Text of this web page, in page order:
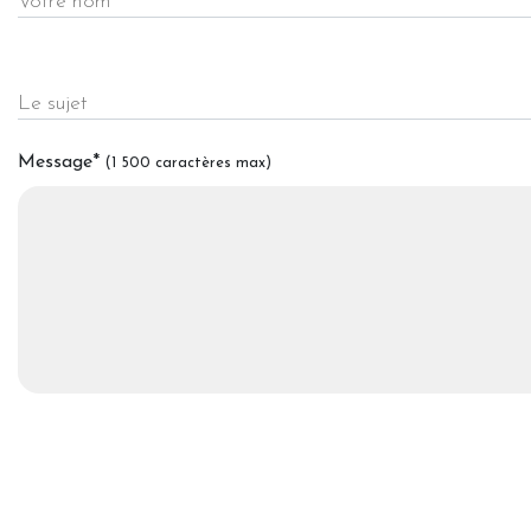
Le sujet
Message* (1 500 caractères max)